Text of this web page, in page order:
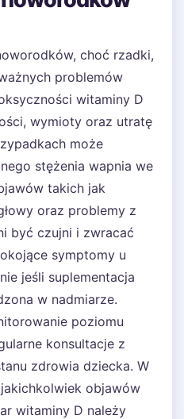
choć rzadki,
problemów
witaminy D
wymioty oraz utratę
może
stężenia wapnia we
takich jak
oraz problemy z
być czujni i zwracać
symptomy u
jeśli suplementacja
w nadmiarze.
poziomu
konsultacje z
zdrowia dziecka. W
objawów
witaminy D należy